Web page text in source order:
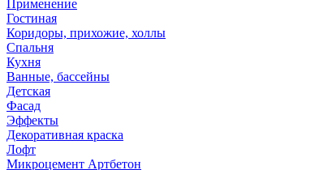
Применение
Гостиная
Коридоры, прихожие, холлы
Спальня
Кухня
Ванные, бассейны
Детская
Фасад
Эффекты
Декоративная краска
Лофт
Микроцемент Артбетон